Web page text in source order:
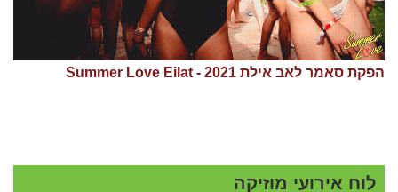
הפקת סאמר לאב אילת 2021 - Summer Love Eilat
לוח אירועי מוזיקה